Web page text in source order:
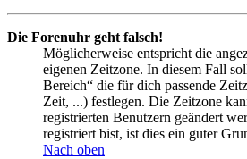
Die Forenuhr geht falsch!
Möglicherweise entspricht die
eigenen Zeitzone. In diesem Fall
Bereich“ die für dich passende
Zeit, ...) festlegen. Die Zeitzone
registrierten Benutzern geändert
registriert bist, ist dies ein guter
Nach oben